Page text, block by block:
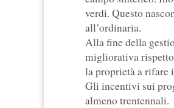
verdi. Questo
all’ordinaria.
Alla fine della
migliorativa
la proprietà a rifare
Gli incentivi sui
almeno trentennali.